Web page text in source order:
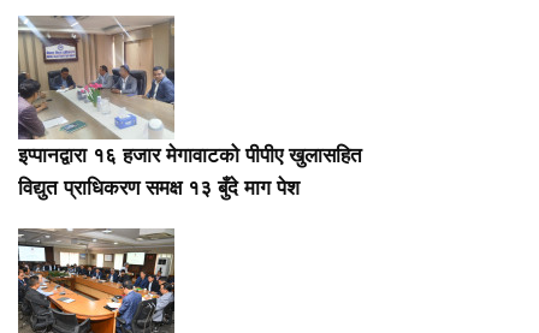
इप्पानद्वारा १६ हजार मेगावाटको पीपीए खुलासहित
विद्युत प्राधिकरण समक्ष १३ बुँदे माग पेश